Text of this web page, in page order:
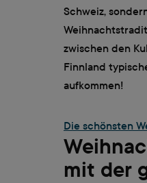
Schweiz,
zwischen den
Finnland
aufkommen!
Die schönsten
mit der